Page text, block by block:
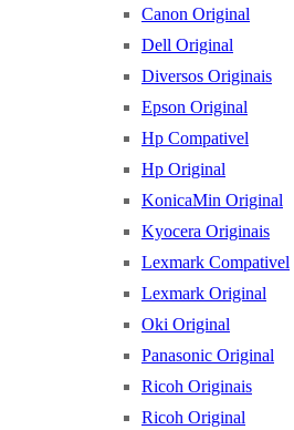
Canon Original
Dell Original
Diversos Originais
Epson Original
Hp Compativel
Hp Original
KonicaMin Original
Kyocera Originais
Lexmark Compativel
Lexmark Original
Oki Original
Panasonic Original
Ricoh Originais
Ricoh Original